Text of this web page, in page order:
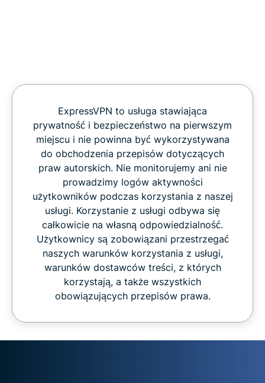
ExpressVPN to usługa stawiająca
prywatność i bezpieczeństwo na pierwszym
miejscu i nie powinna być wykorzystywana
do obchodzenia przepisów dotyczących
praw autorskich. Nie monitorujemy ani nie
prowadzimy logów aktywności
użytkowników podczas korzystania z naszej
usługi. Korzystanie z usługi odbywa się
całkowicie na własną odpowiedzialność.
Użytkownicy są zobowiązani przestrzegać
naszych warunków korzystania z usługi,
warunków dostawców treści, z których
korzystają, a także wszystkich
obowiązujących przepisów prawa.